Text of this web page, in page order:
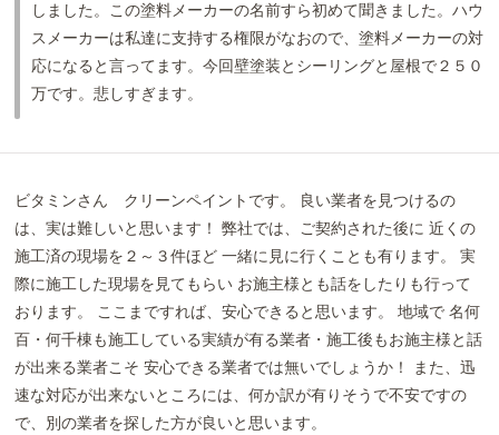
しました。この塗料メーカーの名前すら初めて聞きました。ハウ
スメーカーは私達に支持する権限がなおので、塗料メーカーの対
応になると言ってます。今回壁塗装とシーリングと屋根で２５０
万です。悲しすぎます。
ビタミンさん クリーンペイントです。 良い業者を見つけるの
は、実は難しいと思います！ 弊社では、ご契約された後に 近くの
施工済の現場を２～３件ほど 一緒に見に行くことも有ります。 実
際に施工した現場を見てもらい お施主様とも話をしたりも行って
おります。 ここまですれば、安心できると思います。 地域で 名何
百・何千棟も施工している実績が有る業者・施工後もお施主様と話
が出来る業者こそ 安心できる業者では無いでしょうか！ また、迅
速な対応が出来ないところには、何か訳が有りそうで不安ですの
で、別の業者を探した方が良いと思います。